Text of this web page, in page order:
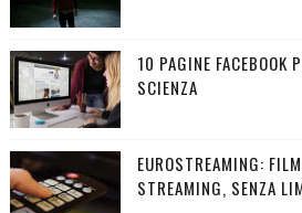
10 PAGINE FACEBOOK
SCIENZA
EUROSTREAMING:
STREAMING, SENZA